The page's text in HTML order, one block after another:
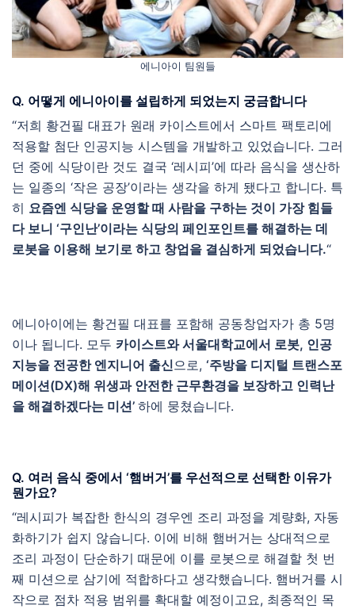
에니아이 팀원들
Q. 어떻게 에니아이를 설립하게 되었는지 궁금합니다
“저희 황건필 대표가 원래 카이스트에서 스마트 팩토리에
적용할 첨단 인공지능 시스템을 개발하고 있었습니다. 그러
던 중에 식당이란 것도 결국 ‘레시피’에 따라 음식을 생산하
는 일종의 ‘작은 공장’이라는 생각을 하게 됐다고 합니다. 특
히 요즘엔 식당을 운영할 때 사람을 구하는 것이 가장 힘들
다 보니 ‘구인난’이라는 식당의 페인포인트를 해결하는 데
로봇을 이용해 보기로 하고 창업을 결심하게 되었습니다.“
에니아이에는 황건필 대표를 포함해 공동창업자가 총 5명
이나 됩니다. 모두 카이스트와 서울대학교에서 로봇, 인공
지능을 전공한 엔지니어 출신으로, ‘주방을 디지털 트랜스포
메이션(DX)해 위생과 안전한 근무환경을 보장하고 인력난
을 해결하겠다는 미션’ 하에 뭉쳤습니다.
Q. 여러 음식 중에서 ‘햄버거’를 우선적으로 선택한 이유가
뭔가요?
“레시피가 복잡한 한식의 경우엔 조리 과정을 계량화, 자동
화하기가 쉽지 않습니다. 이에 비해 햄버거는 상대적으로
조리 과정이 단순하기 때문에 이를 로봇으로 해결할 첫 번
째 미션으로 삼기에 적합하다고 생각했습니다. 햄버거를 시
작으로 점차 적용 범위를 확대할 예정이고요, 최종적인 목